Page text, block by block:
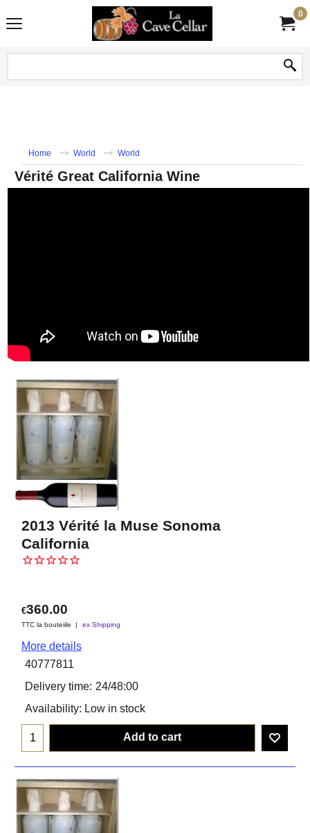
0
Home World World
Vérité Great California Wine
2013 Vérité la Muse Sonoma
California
€360.00
TTC la bouteiile ex Shipping
More details
40777811
Delivery time: 24/48:00
Availability: Low in stock
Add to cart